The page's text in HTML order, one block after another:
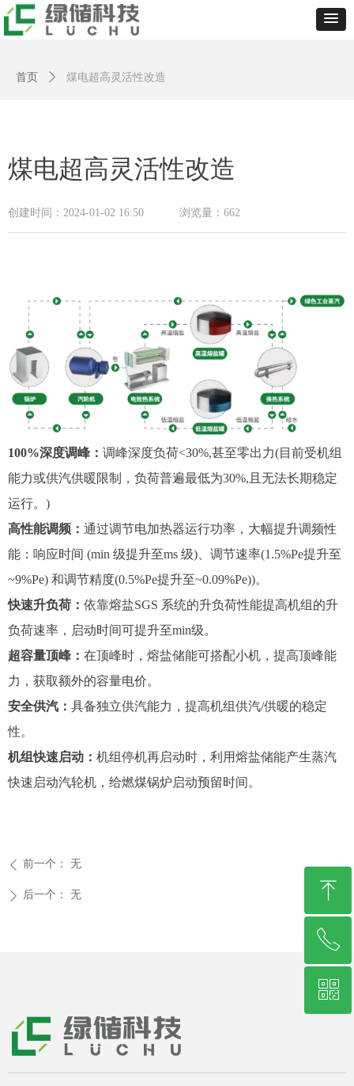
煤电超高灵活性改造
100%深度调峰： 调峰深度负荷<30%,甚至零出力(目前受机组
能力或供汽供暖限制， 负荷普遍最低为30%,且无法长期稳定
运行。)
高性能调频： 通过调节电加热器运行功率，大幅提升调频性
能：响应时间 (min 级提升至ms 级)、调节速率(1.5%Pe提升至
~9%Pe) 和调节精度(0.5%Pe提升至~0.09%Pe))。
快速升负荷： 依靠熔盐SGS 系统的升负荷性能提高机组的升
负荷速率，启动时间可提升至min级。
超容量顶峰： 在顶峰时，熔盐储能可搭配小机，提高顶峰能
力，获取额外的容量电价。
安全供汽： 具备独立供汽能力，提高机组供汽/供暖的稳定
性。
机组快速启动： 机组停机再启动时，利用熔盐储能产生蒸汽
快速启动汽轮机，给燃煤锅炉启动预留时间。
创建时间： 2024-01-02 16:50 浏览量： 662
ꄴ 前一个： 无
ꄲ 后一个： 无
首页 ꄲ 煤电超高灵活性改造
ꁸ
回到顶部
ꂅ
400-656-5722
ꀥ